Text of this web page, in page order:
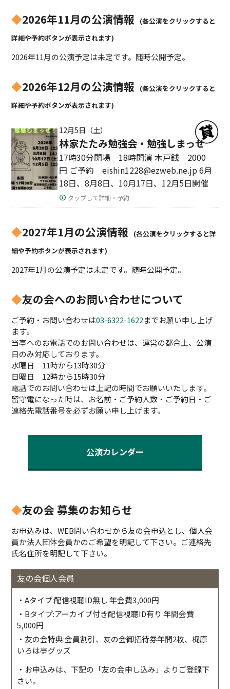
◆2026年11月の公演情報
(各公演をクリックすると
詳細や予約ボタンが表示されます)
2026年11月の公演予定は未定です。随時公開予定。
◆2026年12月の公演情報
(各公演をクリックすると
詳細や予約ボタンが表示されます)
12月5日（土）
林家たたみ勉強会・勉強しまっせ
17時30分開場 18時開演 木戸銭 2000
円 ご予約 eishin1228@ezweb.ne.jp 6月
18日、8月8日、10月17日、12月5日開催
タップして詳細・予約
◆2027年1月の公演情報
(各公演をクリックすると詳
細や予約ボタンが表示されます)
2027年1月の公演予定は未定です。随時公開予定。
◆友の会へのお問い合わせについて
ご予約・お問い合わせは03-6322-1622までお願い申し上げ
ます。
当亭へのお電話でのお問い合わせは、運営の都合上、公演
日のみ対応しております。
水曜日 11時から13時30分
日曜日 12時から15時30分
電話でのお問い合わせは上記の時間でお願いいたします。
留守電になった時は、お名前・ご予約人数・ご予約日・ご
連絡先電話番号を必ずお願い申し上げます。
公演カレンダー
◆友の会 募集のお知らせ
お申込みは、WEB問い合わせから友の会申込とし、個人会
員か法人団体会員かのご希望を明記して下さい。ご連絡先
氏名住所を明記して下さい。
友の会個人会員
・Aタイプ:配信視聴ID無し 年会費3,000円
・Bタイプ:アーカイブ付き配信視聴ID有り 年間会費
5,000円
・友の会特典:会員割引、友の会御招待券年間2枚、梶原
いろは亭グッズ
・お申込みは、下記の「友の会申し込み」よりご登録下
さい。